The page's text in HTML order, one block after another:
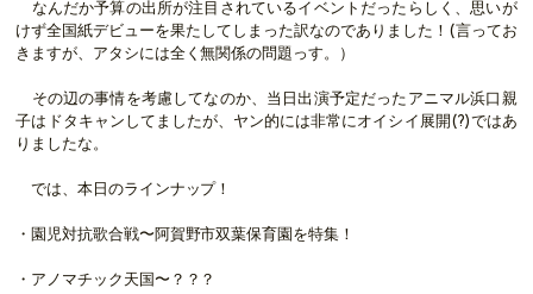
なんだか予算の出所が注目されているイベントだったらしく、思いが
けず全国紙デビューを果たしてしまった訳なのでありました！(言ってお
きますが、アタシには全く無関係の問題っす。）
その辺の事情を考慮してなのか、当日出演予定だったアニマル浜口親
子はドタキャンしてましたが、ヤン的には非常にオイシイ展開(?)ではあ
りましたな。
では、本日のラインナップ！
・園児対抗歌合戦〜阿賀野市双葉保育園を特集！
・アノマチック天国〜？？？